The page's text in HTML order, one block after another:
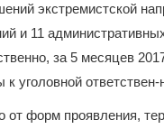
экстремистской
и 11
за 5 месяцев
к уголовной ответствен-
от форм проявления,